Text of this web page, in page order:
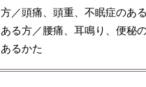
方／頭痛、頭重、不眠症のあ
ある方／腰痛、耳鳴り、便秘
あるかた